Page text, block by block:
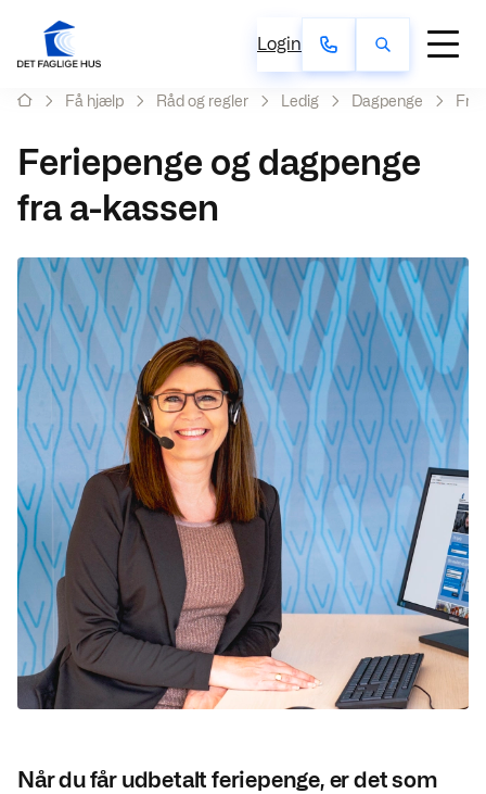
Login
Få hjælp Råd og regler Ledig Dagpenge
Feriepenge og dagpenge
fra a-kassen
Når du får udbetalt feriepenge, er det som